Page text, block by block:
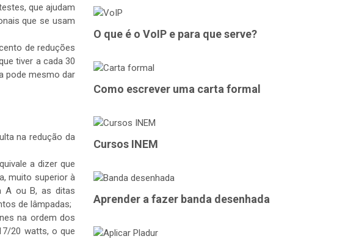
que ajudam
que se usam
de reduções
tiver a cada 30
pode mesmo dar
na redução da
a dizer que
muito superior à
A ou B, as ditas
de lâmpadas;
na ordem dos
20 watts, o que
O que é o VoIP e para que serve?
Como escrever uma carta formal
Cursos INEM
Aprender a fazer banda desenhada